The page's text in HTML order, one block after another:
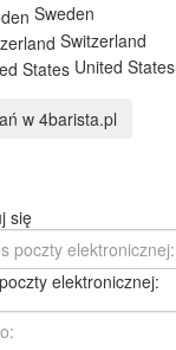
Sweden
Switzerland
United States
w 4barista.pl
się
elektronicznej: